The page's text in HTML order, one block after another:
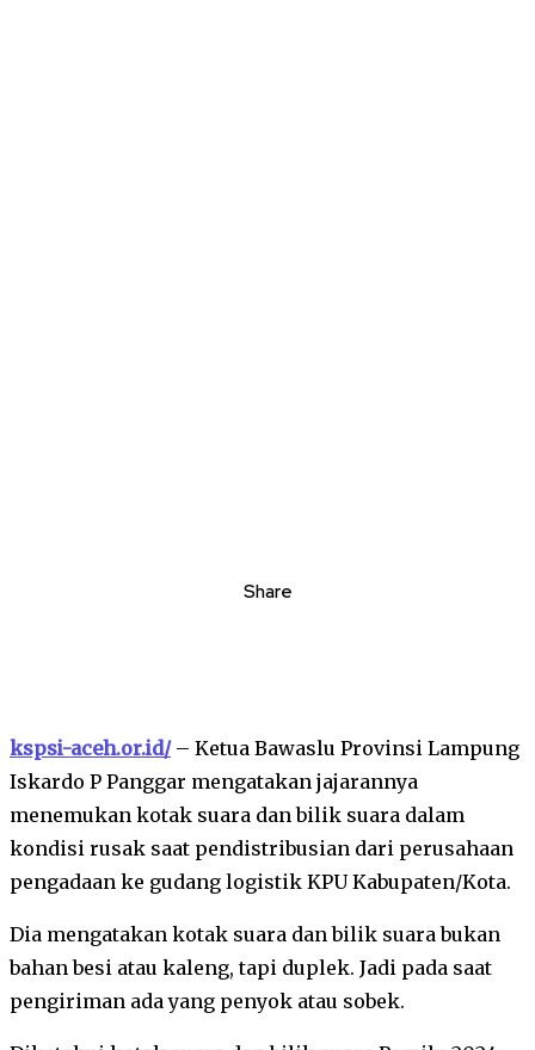
Share
kspsi-aceh.or.id/– Ketua Bawaslu Provinsi Lampung
Iskardo P Panggar mengatakan jajarannya
menemukan kotak suara dan bilik suara dalam
kondisi rusak saat pendistribusian dari perusahaan
pengadaan ke gudang logistik KPU Kabupaten/Kota.
Dia mengatakan kotak suara dan bilik suara bukan
bahan besi atau kaleng, tapi duplek. Jadi pada saat
pengiriman ada yang penyok atau sobek.